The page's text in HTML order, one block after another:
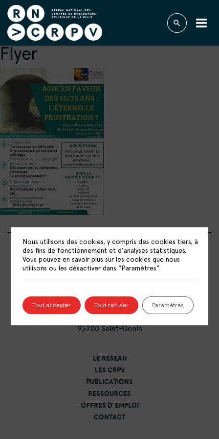
Flyer
RESSOURCES POLITIQUE DE LA VILLE
15 rue Catulienne
93200 Saint-Denis
LE RÉSEAU
LES CRPV
PUBLICATIONS
RESSOURCES
OFFRES D’EMPLOI
CONTACT
Nous utilisons des cookies, y compris des cookies tiers, à
des fins de fonctionnement et d’analyses statistiques.
Vous pouvez en savoir plus sur les cookies que nous
utilisons ou les désactiver dans "Paramètres".
Tout accepter Tout refuser Paramètres